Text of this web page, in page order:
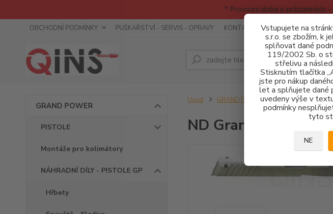
* Provozní doba o prázdninách
Vstupujete na
s.r.o. se zbožím, k
splňovat dané
119/2002 Sb. o
střelivu a
Stisknutím tlačítka
jste pro nákup
let a splňujete dané
uvedeny výše v
podmínky
tyto
NE
OBCHODNÍ PODMÍNKY PUŠKAŘSTVÍ - SERVIS - OPRAVY KONTAKTY RECENZE - INFO
GRAND POWER
PISTOLE
Montáže pro kolimátory
NÁHRADNÍ DÍLY - PISTOLE GP
Hřbety
Úvod GRAND POWER NÁHRADNÍ DÍLY -
ND Grand Power